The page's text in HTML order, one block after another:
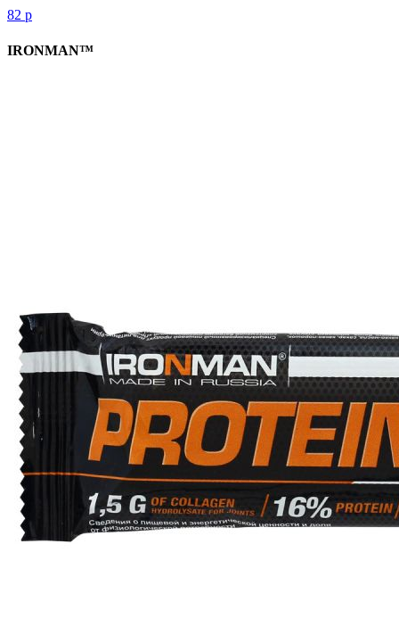
82 р
IRONMAN™